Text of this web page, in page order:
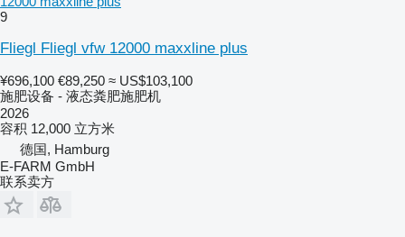
9
Fliegl Fliegl vfw 12000 maxxline plus
¥696,100 €89,250 ≈ US$103,100
施肥设备 - 液态粪肥施肥机
2026
容积 12,000 立方米
德国, Hamburg
E-FARM GmbH
联系卖方